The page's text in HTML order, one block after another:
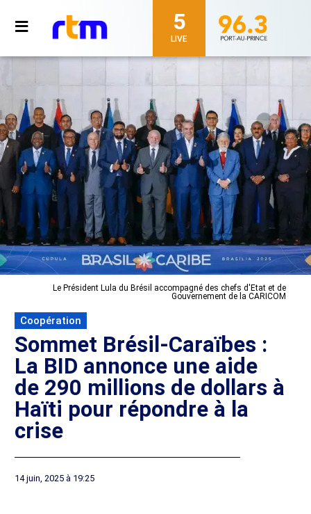
5
LIVE
Le Président Lula du Brésil accompagné des chefs d'Etat et de
Gouvernement de la CARICOM
Coopération
Sommet Brésil-Caraïbes :
La BID annonce une aide
de 290 millions de dollars à
Haïti pour répondre à la
crise
14 juin, 2025 à 19:25